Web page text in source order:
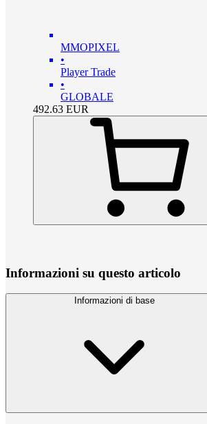
MMOPIXEL
•
Player Trade
•
GLOBALE
492.63 EUR
Informazioni su questo articolo
Informazioni di base